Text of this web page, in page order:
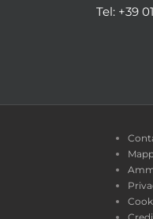
Tel: +39